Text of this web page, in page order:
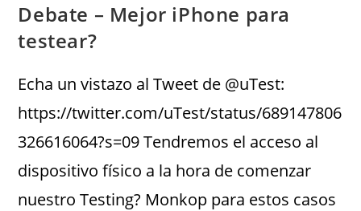
Debate – Mejor iPhone para
testear?
Echa un vistazo al Tweet de @uTest:
https://twitter.com/uTest/status/689147806
326616064?s=09 Tendremos el acceso al
dispositivo físico a la hora de comenzar
nuestro Testing? Monkop para estos casos